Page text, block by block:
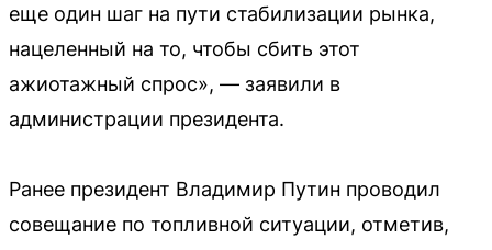
еще один шаг на пути стабилизации рынка,
нацеленный на то, чтобы сбить этот
ажиотажный спрос», — заявили в
администрации президента.
Ранее президент Владимир Путин проводил
совещание по топливной ситуации, отметив,